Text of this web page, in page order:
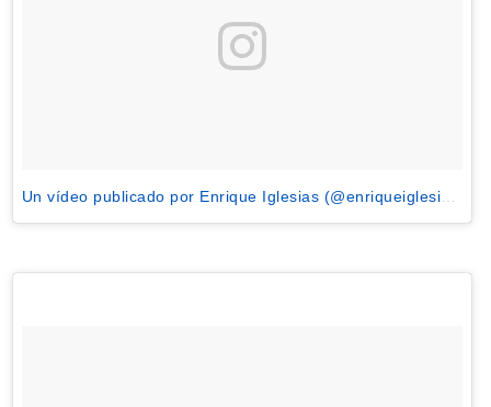
Un vídeo publicado por Enrique Iglesias (@enriqueiglesias)